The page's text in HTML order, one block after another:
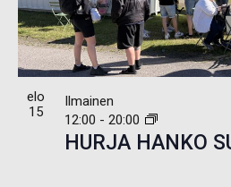
elo
15
HURJA HANKO
12:00 - 20:00
Ilmainen